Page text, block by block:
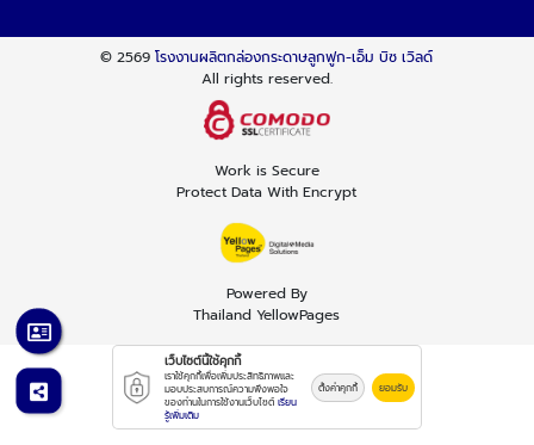
© 2569โรงงานผลิตกล่องกระดาษลูกฟูก-เอ็ม บิซ เวิลด์
All rights reserved.
Work is Secure
Protect Data With Encrypt
Powered By
Thailand YellowPages
เว็บไซต์นี้ใช้คุกกี้
เราใช้คุกกี้เพื่อเพิ่มประสิทธิภาพและ
มอบประสบการณ์ความพึงพอใจ
ของท่านในการใช้งานเว็บไซต์ เรียน
รู้เพิ่มเติม
ตั้งค่าคุกกี้ ยอมรับ